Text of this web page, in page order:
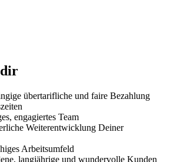
übertarifliche und faire Bezahlung
engagiertes Team
Weiterentwicklung Deiner
Arbeitsumfeld
langjährige und wundervolle Kunden